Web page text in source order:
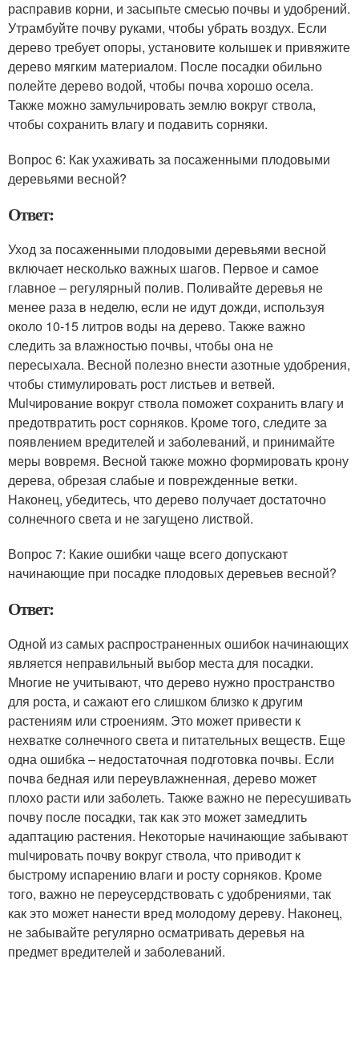
расправив корни, и засыпьте смесью почвы и удобрений.
Утрамбуйте почву руками, чтобы убрать воздух. Если
дерево требует опоры, установите колышек и привяжите
дерево мягким материалом. После посадки обильно
полейте дерево водой, чтобы почва хорошо осела.
Также можно замульчировать землю вокруг ствола,
чтобы сохранить влагу и подавить сорняки.
Вопрос 6: Как ухаживать за посаженными плодовыми
деревьями весной?
Ответ:
Уход за посаженными плодовыми деревьями весной
включает несколько важных шагов. Первое и самое
главное – регулярный полив. Поливайте деревья не
менее раза в неделю, если не идут дожди, используя
около 10-15 литров воды на дерево. Также важно
следить за влажностью почвы, чтобы она не
пересыхала. Весной полезно внести азотные удобрения,
чтобы стимулировать рост листьев и ветвей.
Mulчирование вокруг ствола поможет сохранить влагу и
предотвратить рост сорняков. Кроме того, следите за
появлением вредителей и заболеваний, и принимайте
меры вовремя. Весной также можно формировать крону
дерева, обрезая слабые и поврежденные ветки.
Наконец, убедитесь, что дерево получает достаточно
солнечного света и не загущено листвой.
Вопрос 7: Какие ошибки чаще всего допускают
начинающие при посадке плодовых деревьев весной?
Ответ:
Одной из самых распространенных ошибок начинающих
является неправильный выбор места для посадки.
Многие не учитывают, что дерево нужно пространство
для роста, и сажают его слишком близко к другим
растениям или строениям. Это может привести к
нехватке солнечного света и питательных веществ. Еще
одна ошибка – недостаточная подготовка почвы. Если
почва бедная или переувлажненная, дерево может
плохо расти или заболеть. Также важно не пересушивать
почву после посадки, так как это может замедлить
адаптацию растения. Некоторые начинающие забывают
mulчировать почву вокруг ствола, что приводит к
быстрому испарению влаги и росту сорняков. Кроме
того, важно не переусердствовать с удобрениями, так
как это может нанести вред молодому дереву. Наконец,
не забывайте регулярно осматривать деревья на
предмет вредителей и заболеваний.